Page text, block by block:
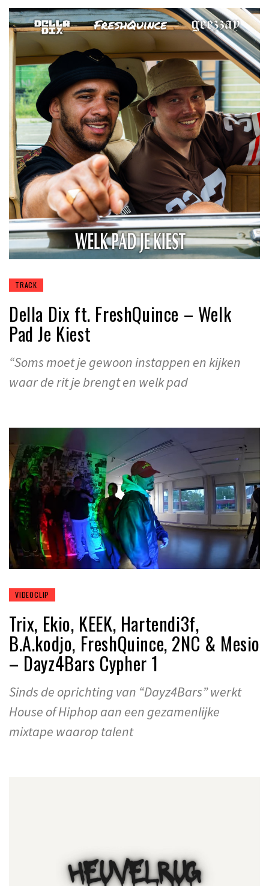
TRACK
Della Dix ft. FreshQuince – Welk
Pad Je Kiest
“Soms moet je gewoon instappen en kijken
waar de rit je brengt en welk pad
VIDEOCLIP
Trix, Ekio, KEEK, Hartendi3f,
B.A.kodjo, FreshQuince, 2NC & Mesio
– Dayz4Bars Cypher 1
Sinds de oprichting van “Dayz4Bars” werkt
House of Hiphop aan een gezamenlijke
mixtape waarop talent